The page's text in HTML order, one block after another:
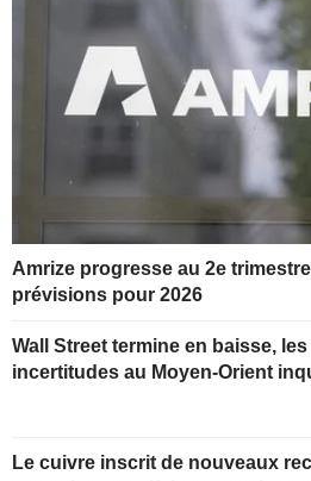
Amrize progresse au 2e
prévisions pour 2026
Wall Street termine en baisse, les
incertitudes au Moyen-Orient
Le cuivre inscrit de nouveaux